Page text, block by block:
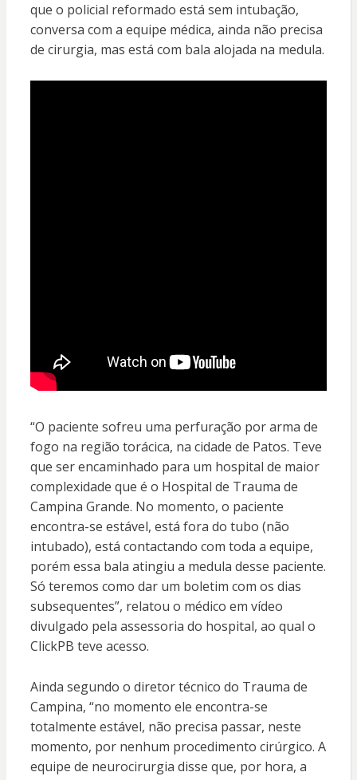
que o policial reformado está sem intubação,
conversa com a equipe médica, ainda não precisa
de cirurgia, mas está com bala alojada na medula.
“O paciente sofreu uma perfuração por arma de
fogo na região torácica, na cidade de Patos. Teve
que ser encaminhado para um hospital de maior
complexidade que é o Hospital de Trauma de
Campina Grande. No momento, o paciente
encontra-se estável, está fora do tubo (não
intubado), está contactando com toda a equipe,
porém essa bala atingiu a medula desse paciente.
Só teremos como dar um boletim com os dias
subsequentes”, relatou o médico em vídeo
divulgado pela assessoria do hospital, ao qual o
ClickPB teve acesso.
Ainda segundo o diretor técnico do Trauma de
Campina, “no momento ele encontra-se
totalmente estável, não precisa passar, neste
momento, por nenhum procedimento cirúrgico. A
equipe de neurocirurgia disse que, por hora, a